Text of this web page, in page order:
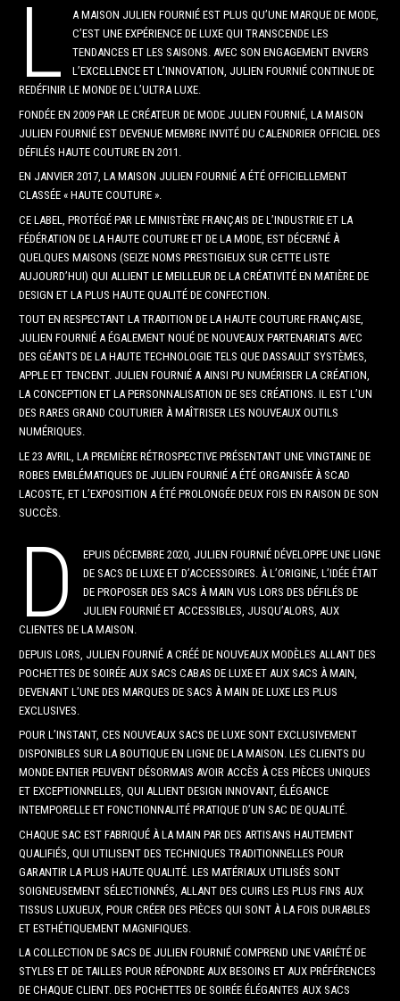
L
A MAISON JULIEN FOURNIÉ EST PLUS QU’UNE MARQUE DE MODE,
C’EST UNE EXPÉRIENCE DE LUXE QUI TRANSCENDE LES
TENDANCES ET LES SAISONS. AVEC SON ENGAGEMENT ENVERS
L’EXCELLENCE ET L’INNOVATION, JULIEN FOURNIÉ CONTINUE DE
REDÉFINIR LE MONDE DE L’ULTRA LUXE.
FONDÉE EN 2009 PAR LE CRÉATEUR DE MODE JULIEN FOURNIÉ, LA MAISON
JULIEN FOURNIÉ EST DEVENUE MEMBRE INVITÉ DU CALENDRIER OFFICIEL DES
DÉFILÉS HAUTE COUTURE EN 2011.
EN JANVIER 2017, LA MAISON JULIEN FOURNIÉ A ÉTÉ OFFICIELLEMENT
CLASSÉE « HAUTE COUTURE ».
CE LABEL, PROTÉGÉ PAR LE MINISTÈRE FRANÇAIS DE L’INDUSTRIE ET LA
FÉDÉRATION DE LA HAUTE COUTURE ET DE LA MODE, EST DÉCERNÉ À
QUELQUES MAISONS (SEIZE NOMS PRESTIGIEUX SUR CETTE LISTE
AUJOURD’HUI) QUI ALLIENT LE MEILLEUR DE LA CRÉATIVITÉ EN MATIÈRE DE
DESIGN ET LA PLUS HAUTE QUALITÉ DE CONFECTION.
TOUT EN RESPECTANT LA TRADITION DE LA HAUTE COUTURE FRANÇAISE,
JULIEN FOURNIÉ A ÉGALEMENT NOUÉ DE NOUVEAUX PARTENARIATS AVEC
DES GÉANTS DE LA HAUTE TECHNOLOGIE TELS QUE DASSAULT SYSTÈMES,
APPLE ET TENCENT. JULIEN FOURNIÉ A AINSI PU NUMÉRISER LA CRÉATION,
LA CONCEPTION ET LA PERSONNALISATION DE SES CRÉATIONS. IL EST L’UN
DES RARES GRAND COUTURIER À MAÎTRISER LES NOUVEAUX OUTILS
NUMÉRIQUES.
LE 23 AVRIL, LA PREMIÈRE RÉTROSPECTIVE PRÉSENTANT UNE VINGTAINE DE
ROBES EMBLÉMATIQUES DE JULIEN FOURNIÉ A ÉTÉ ORGANISÉE À SCAD
LACOSTE, ET L’EXPOSITION A ÉTÉ PROLONGÉE DEUX FOIS EN RAISON DE SON
SUCCÈS.
D
EPUIS DÉCEMBRE 2020, JULIEN FOURNIÉ DÉVELOPPE UNE LIGNE
DE SACS DE LUXE ET D’ACCESSOIRES. À L’ORIGINE, L’IDÉE ÉTAIT
DE PROPOSER DES SACS À MAIN VUS LORS DES DÉFILÉS DE
JULIEN FOURNIÉ ET ACCESSIBLES, JUSQU’ALORS, AUX
CLIENTES DE LA MAISON.
DEPUIS LORS, JULIEN FOURNIÉ A CRÉÉ DE NOUVEAUX MODÈLES ALLANT DES
POCHETTES DE SOIRÉE AUX SACS CABAS DE LUXE ET AUX SACS À MAIN,
DEVENANT L’UNE DES MARQUES DE SACS À MAIN DE LUXE LES PLUS
EXCLUSIVES.
POUR L’INSTANT, CES NOUVEAUX SACS DE LUXE SONT EXCLUSIVEMENT
DISPONIBLES SUR LA BOUTIQUE EN LIGNE DE LA MAISON. LES CLIENTS DU
MONDE ENTIER PEUVENT DÉSORMAIS AVOIR ACCÈS À CES PIÈCES UNIQUES
ET EXCEPTIONNELLES, QUI ALLIENT DESIGN INNOVANT, ÉLÉGANCE
INTEMPORELLE ET FONCTIONNALITÉ PRATIQUE D’UN SAC DE QUALITÉ.
CHAQUE SAC EST FABRIQUÉ À LA MAIN PAR DES ARTISANS HAUTEMENT
QUALIFIÉS, QUI UTILISENT DES TECHNIQUES TRADITIONNELLES POUR
GARANTIR LA PLUS HAUTE QUALITÉ. LES MATÉRIAUX UTILISÉS SONT
SOIGNEUSEMENT SÉLECTIONNÉS, ALLANT DES CUIRS LES PLUS FINS AUX
TISSUS LUXUEUX, POUR CRÉER DES PIÈCES QUI SONT À LA FOIS DURABLES
ET ESTHÉTIQUEMENT MAGNIFIQUES.
LA COLLECTION DE SACS DE JULIEN FOURNIÉ COMPREND UNE VARIÉTÉ DE
STYLES ET DE TAILLES POUR RÉPONDRE AUX BESOINS ET AUX PRÉFÉRENCES
DE CHAQUE CLIENT. DES POCHETTES DE SOIRÉE ÉLÉGANTES AUX SACS